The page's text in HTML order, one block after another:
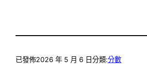
已發佈2026 年 5 月 6 日分類:分數